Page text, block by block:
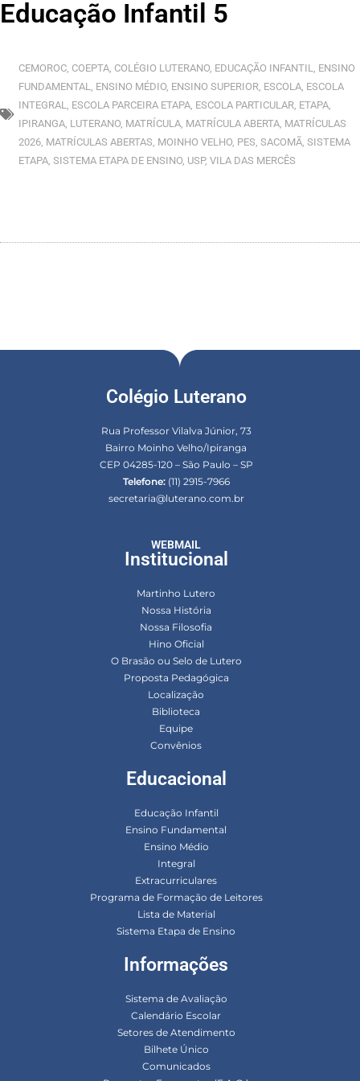
Educação Infantil 5
CEMOROC COEPTA COLÉGIO LUTERANO EDUCAÇÃO INFANTIL
ENSINO
FUNDAMENTAL
ENSINO MÉDIO ENSINO SUPERIOR ESCOLA ESCOLA
INTEGRAL
ESCOLA PARCEIRA ETAPA ESCOLA PARTICULAR ETAPA
IPIRANGA LUTERANO MATRÍCULA MATRÍCULA ABERTA MATRÍCULAS
2026 MATRÍCULAS ABERTAS MOINHO VELHO PES SACOMÃ SISTEMA
ETAPA SISTEMA ETAPA DE ENSINO USP, VILA DAS MERCÊS
Colégio Luterano
Rua Professor Vilalva Júnior, 73
Bairro Moinho Velho/Ipiranga
CEP 04285-120 – São Paulo – SP
Telefone:(11) 2915-7966
secretaria@luterano.com.br
WEBMAIL
Institucional
Martinho Lutero
Nossa História
Nossa Filosofia
Hino Oficial
O Brasão ou Selo de Lutero
Proposta Pedagógica
Localização
Biblioteca
Equipe
Convênios
Educacional
Educação Infantil
Ensino Fundamental
Ensino Médio
Integral
Extracurriculares
Programa de Formação de Leitores
Lista de Material
Sistema Etapa de Ensino
Informações
Sistema de Avaliação
Calendário Escolar
Setores de Atendimento
Bilhete Único
Comunicados